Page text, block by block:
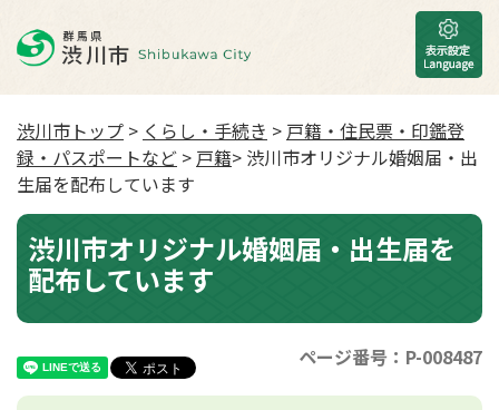
渋川市トップ > くらし・手続き > 戸籍・住民票・印鑑登
録・パスポートなど > 戸籍> 渋川市オリジナル婚姻届・出
生届を配布しています
渋川市オリジナル婚姻届・出生届を
配布しています
ページ番号：P-008487